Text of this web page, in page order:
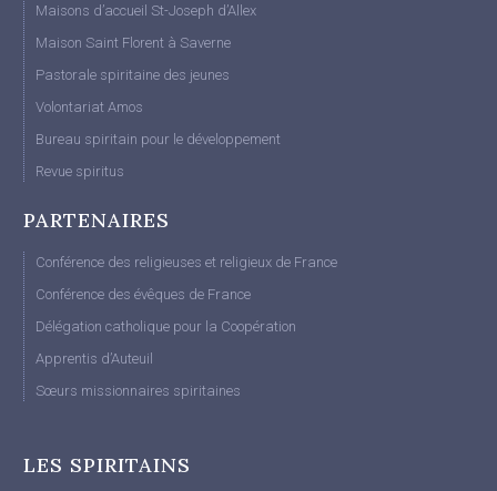
Maisons d’accueil St-Joseph d’Allex
Maison Saint Florent à Saverne
Pastorale spiritaine des jeunes
Volontariat Amos
Bureau spiritain pour le développement
Revue spiritus
PARTENAIRES
Conférence des religieuses et religieux de France
Conférence des évêques de France
Délégation catholique pour la Coopération
Apprentis d’Auteuil
Sœurs missionnaires spiritaines
LES SPIRITAINS